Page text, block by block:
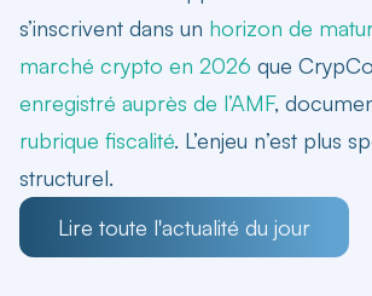
s’inscrivent dans un horizon de
marché crypto en 2026 que
enregistré auprès de l’AMF,
rubrique fiscalité. L’enjeu n’est plus
structurel.
Lire toute l'actualité du jour